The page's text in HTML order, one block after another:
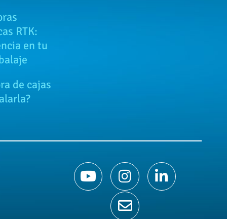
RTK:
en tu
de cajas